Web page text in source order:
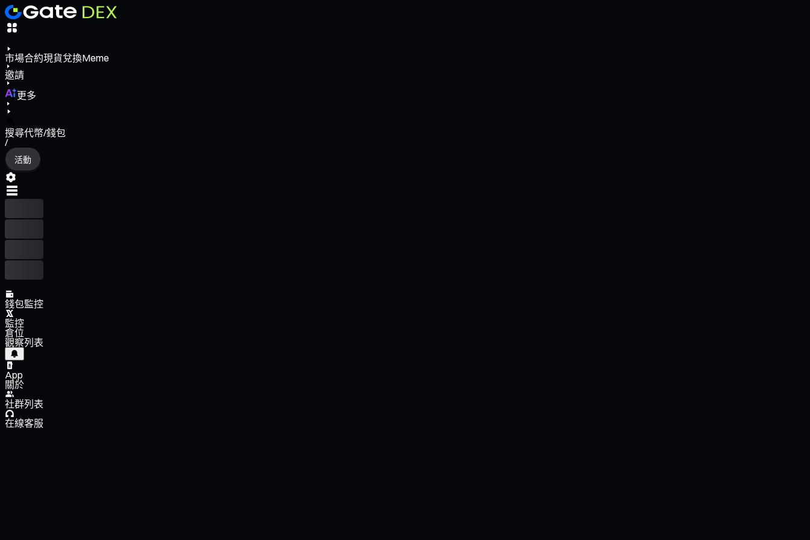
市場合約現貨兌換Meme
邀請
更多
搜尋代幣/錢包
/
活動
錢包監控
監控
倉位
觀察列表
App
關於
社群列表
在線客服